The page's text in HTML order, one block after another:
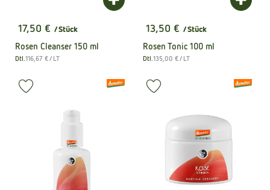
, Preis:
17,50 € / Stück
Rosen Cleanser 150 ml
, Herkunft:
Dtl., Referenzpreis:
116,67 €/ LT
Produkt zum Warenkorb hinzufügen
, Preis:
13,50 € / Stück
Rosen Tonic 100 ml
, Herkunft:
Dtl., Referenzpreis:
135,00 €/ LT
, Verband:
.
Produkt zu Favouriten hinzufügen
, Verband:
.
Produkt zu Favouriten hinzufügen